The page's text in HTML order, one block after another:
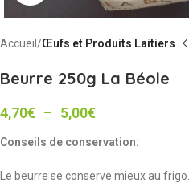
Accueil Œufs et Produits Laitiers
Beurre 250g La Béole
4,70€ – 5,00€
Conseils de conservation:
Le beurre se conserve mieux au frigo.